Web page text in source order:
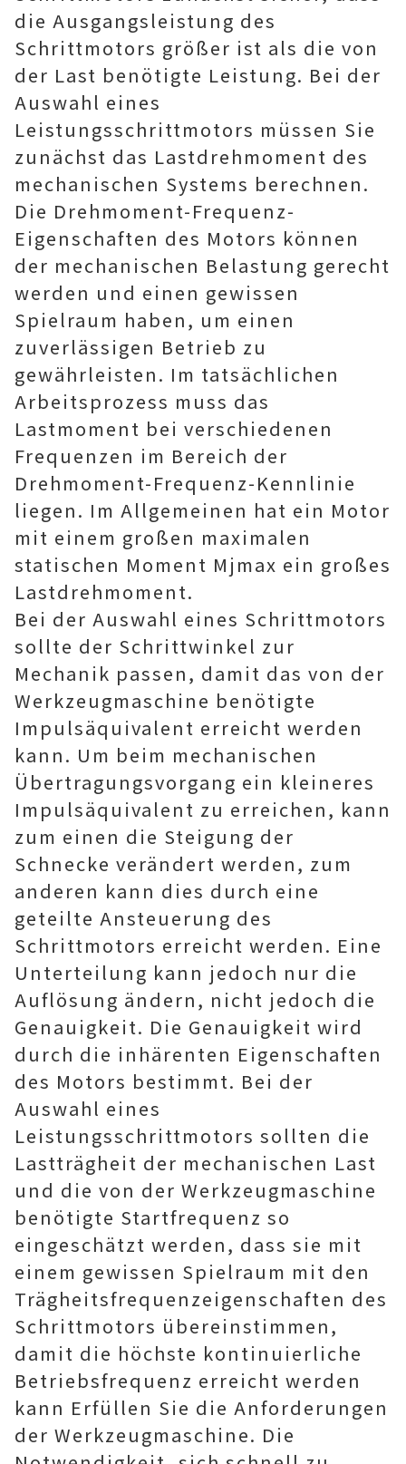
die Ausgangsleistung des
Schrittmotors größer ist als die von
der Last benötigte Leistung. Bei der
Auswahl eines
Leistungsschrittmotors müssen Sie
zunächst das Lastdrehmoment des
mechanischen Systems berechnen.
Die Drehmoment-Frequenz-
Eigenschaften des Motors können
der mechanischen Belastung gerecht
werden und einen gewissen
Spielraum haben, um einen
zuverlässigen Betrieb zu
gewährleisten. Im tatsächlichen
Arbeitsprozess muss das
Lastmoment bei verschiedenen
Frequenzen im Bereich der
Drehmoment-Frequenz-Kennlinie
liegen. Im Allgemeinen hat ein Motor
mit einem großen maximalen
statischen Moment Mjmax ein großes
Lastdrehmoment.
Bei der Auswahl eines Schrittmotors
sollte der Schrittwinkel zur
Mechanik passen, damit das von der
Werkzeugmaschine benötigte
Impulsäquivalent erreicht werden
kann. Um beim mechanischen
Übertragungsvorgang ein kleineres
Impulsäquivalent zu erreichen, kann
zum einen die Steigung der
Schnecke verändert werden, zum
anderen kann dies durch eine
geteilte Ansteuerung des
Schrittmotors erreicht werden. Eine
Unterteilung kann jedoch nur die
Auflösung ändern, nicht jedoch die
Genauigkeit. Die Genauigkeit wird
durch die inhärenten Eigenschaften
des Motors bestimmt. Bei der
Auswahl eines
Leistungsschrittmotors sollten die
Lastträgheit der mechanischen Last
und die von der Werkzeugmaschine
benötigte Startfrequenz so
eingeschätzt werden, dass sie mit
einem gewissen Spielraum mit den
Trägheitsfrequenzeigenschaften des
Schrittmotors übereinstimmen,
damit die höchste kontinuierliche
Betriebsfrequenz erreicht werden
kann Erfüllen Sie die Anforderungen
der Werkzeugmaschine. Die